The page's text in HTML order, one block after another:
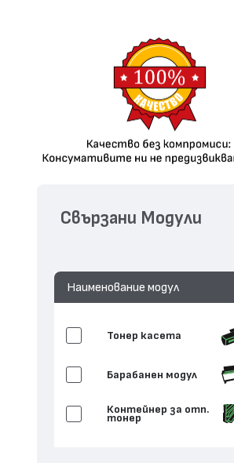
Наименование модул
Тонер касета
Барабанен модул
Контейнер за отп.
тонер
Свързани Модули